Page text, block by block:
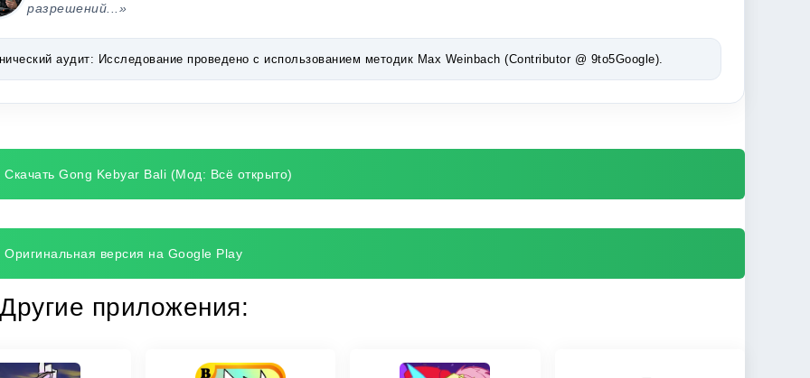
разрешений...»
аудит: Исследование проведено с использованием методик Max Weinbach (Contributor @ 9to5Google).
Скачать Gong Kebyar Bali (Мод: Всё открыто)
Оригинальная версия на Google Play
Другие приложения: